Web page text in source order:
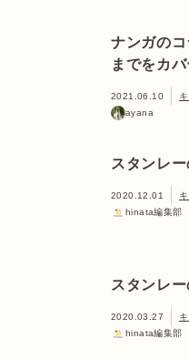
ナンガの
までをカバ
2021.06.10
ayana
スタンレ
2020.12.01
hinata編集部
スタンレ
2020.03.27
hinata編集部